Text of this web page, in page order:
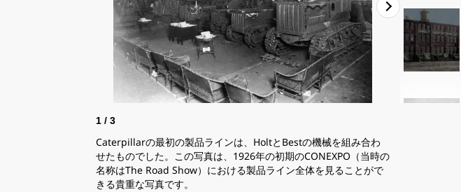
1 / 3
Caterpillarの最初の製品ラインは、HoltとBestの機械を組み合わ
せたものでした。この写真は、1926年の初期のCONEXPO（当時の
名称はThe Road Show）における製品ライン全体を見ることがで
きる貴重な写真です。